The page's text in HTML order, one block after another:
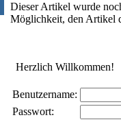
Dieser Artikel wurde
Möglichkeit, den Artikel
Herzlich Willkommen!
Benutzername:
Passwort: